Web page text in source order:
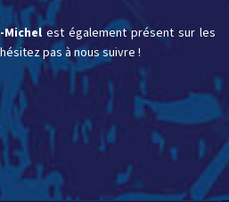
Michel est également présent sur les
pas à nous suivre !